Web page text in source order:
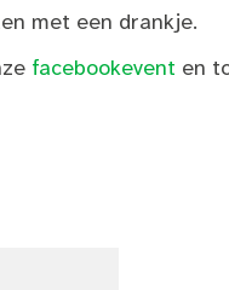
met een drankje.
facebookevent en